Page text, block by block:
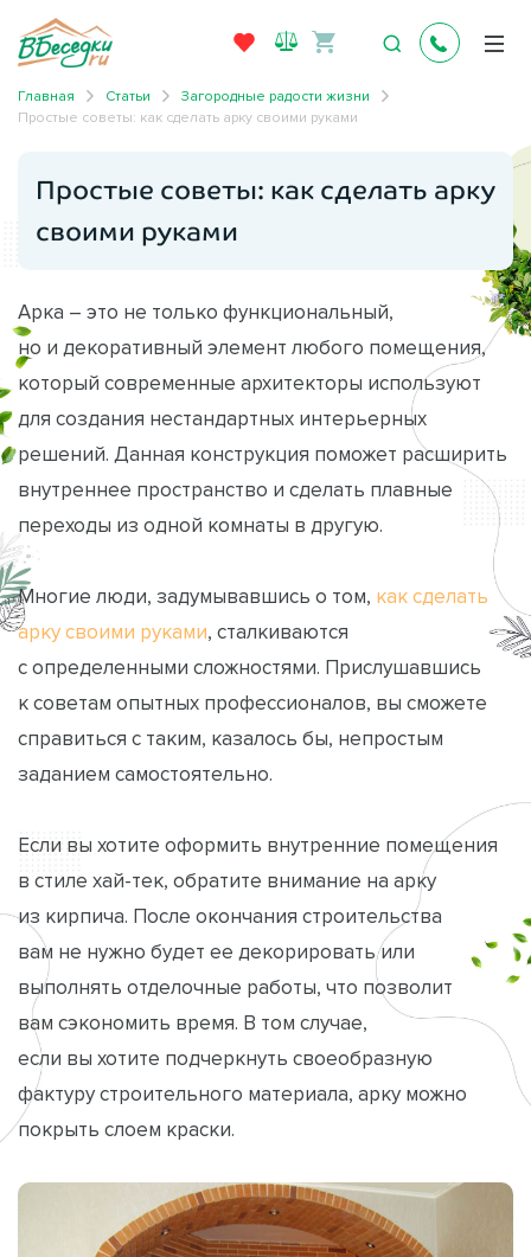
Главная Статьи
Загородные радости жизни
Простые советы: как сделать арку своими руками
Простые советы: как сделать арку
своими руками
Арка – это не только функциональный,
но и декоративный элемент любого помещения,
который современные архитекторы используют
для создания нестандартных интерьерных
решений. Данная конструкция поможет расширить
внутреннее пространство и сделать плавные
переходы из одной комнаты в другую.
Многие люди, задумывавшись о том, как сделать
арку своими руками , сталкиваются
с определенными сложностями. Прислушавшись
к советам опытных профессионалов, вы сможете
справиться с таким, казалось бы, непростым
заданием самостоятельно.
Если вы хотите оформить внутренние помещения
в стиле хай-тек, обратите внимание на арку
из кирпича. После окончания строительства
вам не нужно будет ее декорировать или
выполнять отделочные работы, что позволит
вам сэкономить время. В том случае,
если вы хотите подчеркнуть своеобразную
фактуру строительного материала, арку можно
покрыть слоем краски.